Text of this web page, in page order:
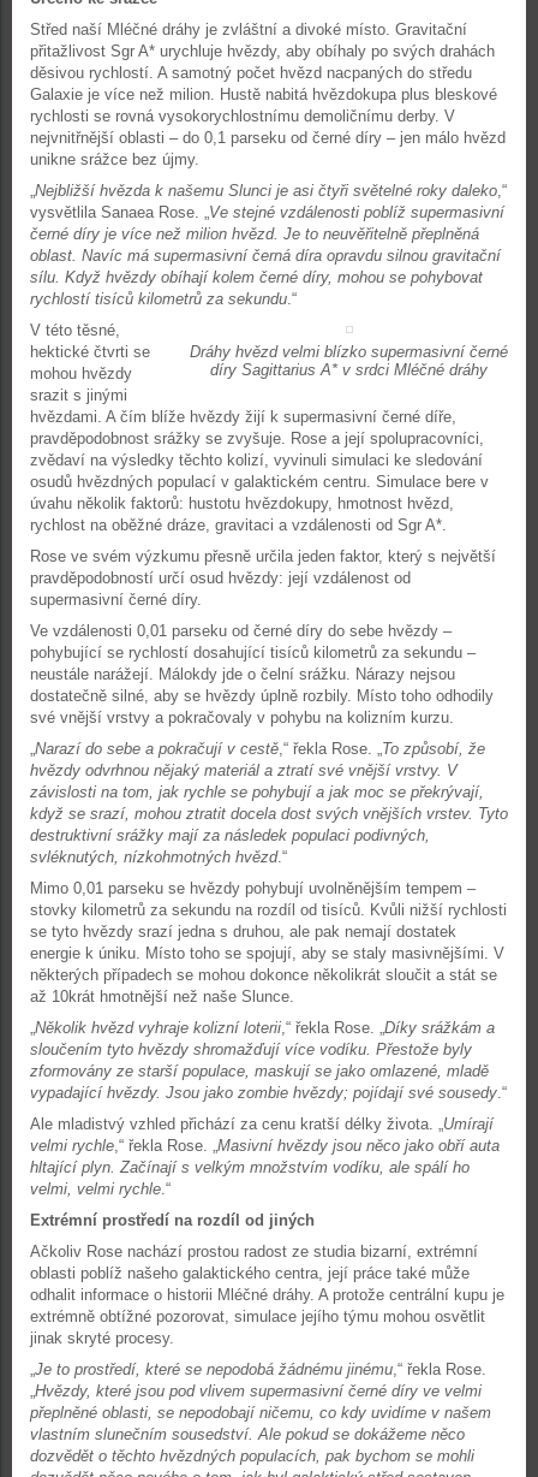
Střed naší Mléčné dráhy je zvláštní a divoké místo. Gravitační
přitažlivost Sgr A* urychluje hvězdy, aby obíhaly po svých drahách
děsivou rychlostí. A samotný počet hvězd nacpaných do středu
Galaxie je více než milion. Hustě nabitá hvězdokupa plus bleskové
rychlosti se rovná vysokorychlostnímu demoličnímu derby. V
nejvnitřnější oblasti – do 0,1 parseku od černé díry – jen málo hvězd
unikne srážce bez újmy.
„Nejbližší hvězda k našemu Slunci je asi čtyři světelné roky daleko,“
vysvětlila Sanaea Rose. „Ve stejné vzdálenosti poblíž supermasivní
černé díry je více než milion hvězd. Je to neuvěřitelně přeplněná
oblast. Navíc má supermasivní černá díra opravdu silnou gravitační
sílu. Když hvězdy obíhají kolem černé díry, mohou se pohybovat
rychlostí tisíců kilometrů za sekundu.“
Dráhy hvězd velmi blízko supermasivní černé
díry Sagittarius A* v srdci Mléčné dráhy
V této těsné,
hektické čtvrti se
mohou hvězdy
srazit s jinými
hvězdami. A čím blíže hvězdy žijí k supermasivní černé díře,
pravděpodobnost srážky se zvyšuje. Rose a její spolupracovníci,
zvědaví na výsledky těchto kolizí, vyvinuli simulaci ke sledování
osudů hvězdných populací v galaktickém centru. Simulace bere v
úvahu několik faktorů: hustotu hvězdokupy, hmotnost hvězd,
rychlost na oběžné dráze, gravitaci a vzdálenosti od Sgr A*.
Rose ve svém výzkumu přesně určila jeden faktor, který s největší
pravděpodobností určí osud hvězdy: její vzdálenost od
supermasivní černé díry.
Ve vzdálenosti 0,01 parseku od černé díry do sebe hvězdy –
pohybující se rychlostí dosahující tisíců kilometrů za sekundu –
neustále narážejí. Málokdy jde o čelní srážku. Nárazy nejsou
dostatečně silné, aby se hvězdy úplně rozbily. Místo toho odhodily
své vnější vrstvy a pokračovaly v pohybu na kolizním kurzu.
„Narazí do sebe a pokračují v cestě,“ řekla Rose. „To způsobí, že
hvězdy odvrhnou nějaký materiál a ztratí své vnější vrstvy. V
závislosti na tom, jak rychle se pohybují a jak moc se překrývají,
když se srazí, mohou ztratit docela dost svých vnějších vrstev. Tyto
destruktivní srážky mají za následek populaci podivných,
svléknutých, nízkohmotných hvězd.“
Mimo 0,01 parseku se hvězdy pohybují uvolněnějším tempem –
stovky kilometrů za sekundu na rozdíl od tisíců. Kvůli nižší rychlosti
se tyto hvězdy srazí jedna s druhou, ale pak nemají dostatek
energie k úniku. Místo toho se spojují, aby se staly masivnějšími. V
některých případech se mohou dokonce několikrát sloučit a stát se
až 10krát hmotnější než naše Slunce.
„Několik hvězd vyhraje kolizní loterii,“ řekla Rose. „Díky srážkám a
sloučením tyto hvězdy shromažďují více vodíku. Přestože byly
zformovány ze starší populace, maskují se jako omlazené, mladě
vypadající hvězdy. Jsou jako zombie hvězdy; pojídají své sousedy.“
Ale mladistvý vzhled přichází za cenu kratší délky života. „Umírají
velmi rychle,“ řekla Rose. „Masivní hvězdy jsou něco jako obří auta
hltající plyn. Začínají s velkým množstvím vodíku, ale spálí ho
velmi, velmi rychle.“
Extrémní prostředí na rozdíl od jiných
Ačkoliv Rose nachází prostou radost ze studia bizarní, extrémní
oblasti poblíž našeho galaktického centra, její práce také může
odhalit informace o historii Mléčné dráhy. A protože centrální kupu je
extrémně obtížné pozorovat, simulace jejího týmu mohou osvětlit
jinak skryté procesy.
„Je to prostředí, které se nepodobá žádnému jinému,“ řekla Rose.
„Hvězdy, které jsou pod vlivem supermasivní černé díry ve velmi
přeplněné oblasti, se nepodobají ničemu, co kdy uvidíme v našem
vlastním slunečním sousedství. Ale pokud se dokážeme něco
dozvědět o těchto hvězdných populacích, pak bychom se mohli